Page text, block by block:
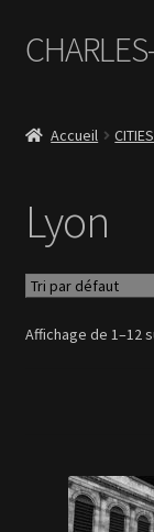
Aller
à
navigation
Aller
au
Le Book Portfolio
Contact
Accueil CITIES
Lyon
Affichage de 1–12